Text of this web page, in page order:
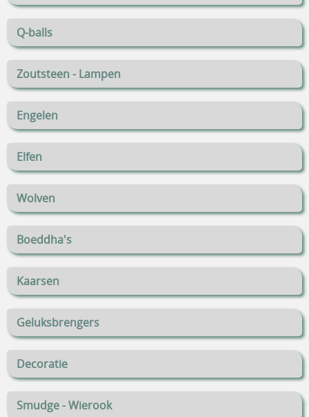
Q-balls
Zoutsteen - Lampen
Engelen
Elfen
Wolven
Boeddha's
Kaarsen
Geluksbrengers
Decoratie
Smudge - Wierook